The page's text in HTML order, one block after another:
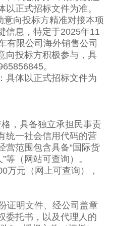
正式招标文件为准。
向投标方精准对接本项
信息，特定于2025年11
有限公司海外销售公司
向投标方积极参与，具
。
具体以正式招标文件为
，具备独立承担民事责
统一社会信用代码的营
营范围包含具备“国际货
等（网站可查询）。
元（网上可查询），
证明文件、经公司盖章
委托书，以及代理人的